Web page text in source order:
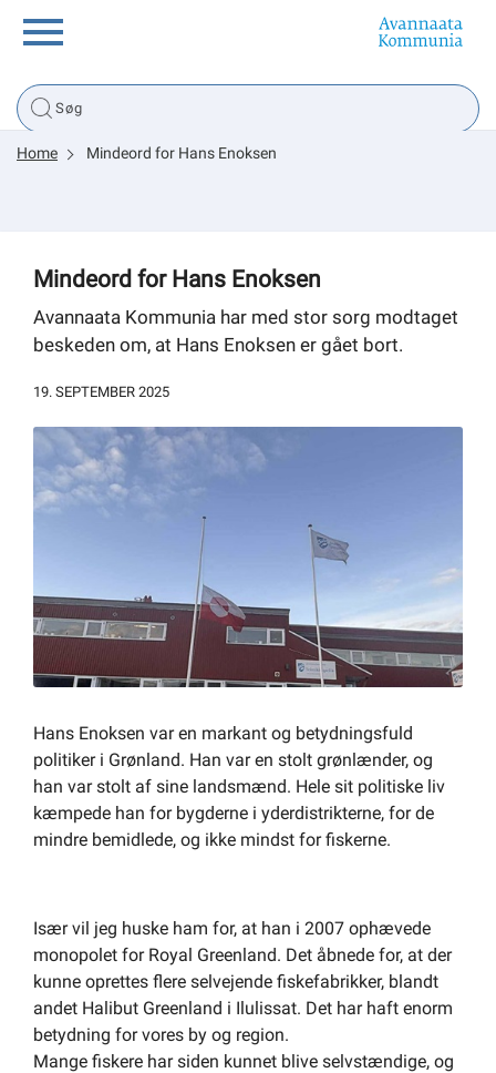
Borger
Tsunami
Planportal
Home Mindeord for Hans Enoksen
Mindeord for Hans Enoksen
Avannaata Kommunia har med stor sorg modtaget
beskeden om, at Hans Enoksen er gået bort.
19. SEPTEMBER 2025
Hans Enoksen var en markant og betydningsfuld
politiker i Grønland. Han var en stolt grønlænder, og
han var stolt af sine landsmænd. Hele sit politiske liv
kæmpede han for bygderne i yderdistrikterne, for de
mindre bemidlede, og ikke mindst for fiskerne.
Især vil jeg huske ham for, at han i 2007 ophævede
monopolet for Royal Greenland. Det åbnede for, at der
kunne oprettes flere selvejende fiskefabrikker, blandt
andet Halibut Greenland i Ilulissat. Det har haft enorm
betydning for vores by og region.
Mange fiskere har siden kunnet blive selvstændige, og